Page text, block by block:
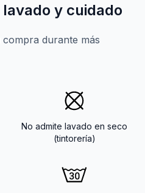
y cuidado
durante más
No admite lavado en seco
(tintorería)